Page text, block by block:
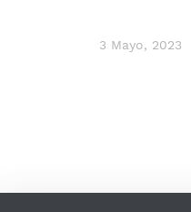
3 Mayo, 2023